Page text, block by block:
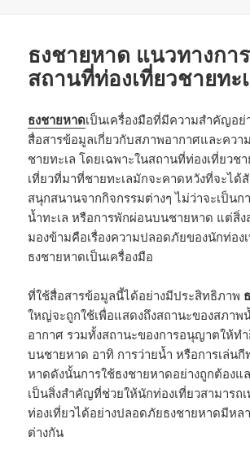
ธงชายหาด แนวทางกา
สถานที่ท่องเที่ยวชายทะ
ธงชายหาดเป็นเครื่องมือที่มีความสำคัญอย่
สื่อสารข้อมูลเกี่ยวกับสภาพอากาศและคว
ชายทะเล โดยเฉพาะในสถานที่ท่องเที่ยวช
เที่ยวที่มาที่ชายทะเลมักจะคาดหวังที่จะได้
สนุกสนานจากกิจกรรมต่างๆ ไม่ว่าจะเป็นก
น้ำทะเล หรือการพักผ่อนบนชายหาด แต่สิ่
มองข้ามคือเรื่องความปลอดภัยของนักท่องเ
ธงชายหาดเป็นเครื่องมือ
ที่ใช้สื่อสารข้อมูลนี้ได้อย่างมีประสิทธิภาพ
ใหญ่จะถูกใช้เพื่อแสดงถึงสถานะของสภาพ
อากาศ รวมทั้งสถานะของการอนุญาตให้ท
บนชายหาด อาทิ การว่ายน้ำ หรือการเล่นกี
หาดดังนั้นการใช้ธงชายหาดอย่างถูกต้องแ
เป็นสิ่งสำคัญที่ช่วยให้นักท่องเที่ยวสามารถ
ท่องเที่ยวได้อย่างปลอดภัยธงชายหาดมีหล
ต่างกัน